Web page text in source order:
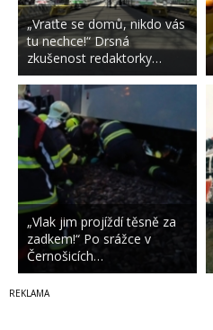
„Vraťte se domů, nikdo vás
tu nechce!“ Drsná
zkušenost redaktorky…
„Vlak jim projíždí těsně za
zadkem!“ Po srážce v
Černošicích…